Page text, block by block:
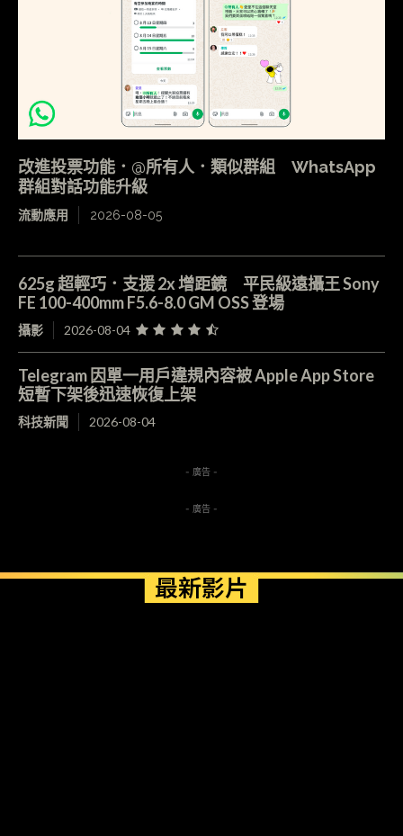
改進投票功能．@所有人．類似群組 WhatsApp
群組對話功能升級
流動應用 2026-08-05
625g 超輕巧．支援 2x 增距鏡 平民級遠攝王 Sony
FE 100-400mm F5.6-8.0 GM OSS 登場
攝影 2026-08-04
Telegram 因單一用戶違規內容被 Apple App Store
短暫下架後迅速恢復上架
科技新聞 2026-08-04
- 廣告 -
- 廣告 -
最新影片